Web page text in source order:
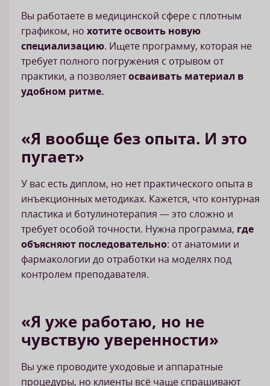
Вы работаете в медицинской сфере с плотным
графиком, но хотите освоить новую
специализацию. Ищете программу, которая не
требует полного погружения с отрывом от
практики, а позволяетосваивать материал в
удобном ритме.
«Я вообще без опыта. И это
пугает»
У вас есть диплом, но нет практического опыта в
инъекционных методиках. Кажется, что контурная
пластика и ботулинотерапия — это сложно и
требует особой точности. Нужна программа, где
объясняют последовательно: от анатомии и
фармакологии до отработки на моделях под
контролем преподавателя.
«Я уже работаю, но не
чувствую уверенности»
Вы уже проводите уходовые и аппаратные
процедуры, но клиенты всё чаще спрашивают